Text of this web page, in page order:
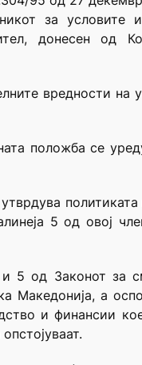
за условите
донесен од
вредности на
положба се
5 од овој
5 од Законот за
Македонија, а
и финансии